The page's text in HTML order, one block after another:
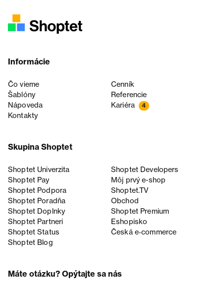
Informácie
Čo vieme
Cenník
Šablóny
Referencie
Nápoveda
Kariéra 4
Kontakty
Skupina Shoptet
Shoptet Univerzita
Shoptet Developers
Shoptet Pay
Môj prvý e-shop
Shoptet Podpora
Shoptet.TV
Shoptet Poradňa
Obchod
Shoptet Doplnky
Shoptet Premium
Shoptet Partneri
Eshopisko
Shoptet Status
Česká e‑commerce
Shoptet Blog
Máte otázku? Opýtajte sa nás